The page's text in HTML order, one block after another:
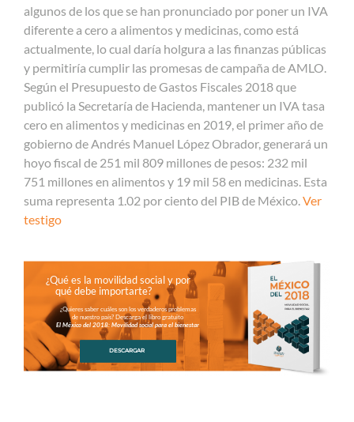
algunos de los que se han pronunciado por poner un IVA
diferente a cero a alimentos y medicinas, como está
actualmente, lo cual daría holgura a las finanzas públicas
y permitiría cumplir las promesas de campaña de AMLO.
Según el Presupuesto de Gastos Fiscales 2018 que
publicó la Secretaría de Hacienda, mantener un IVA tasa
cero en alimentos y medicinas en 2019, el primer año de
gobierno de Andrés Manuel López Obrador, generará un
hoyo fiscal de 251 mil 809 millones de pesos: 232 mil
751 millones en alimentos y 19 mil 58 en medicinas. Esta
suma representa 1.02 por ciento del PIB de México.Ver
testigo
¿Qué es la movilidad social y por
qué debe importarte?
¿Quieres saber cuáles son los verdaderos problemas
de nuestro país? Descarga el libro gratuito
El México del 2018: Movilidad social para el bienestar
DESCARGAR